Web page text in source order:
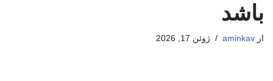
باشد
از aminkav ژوئن 17, 2026